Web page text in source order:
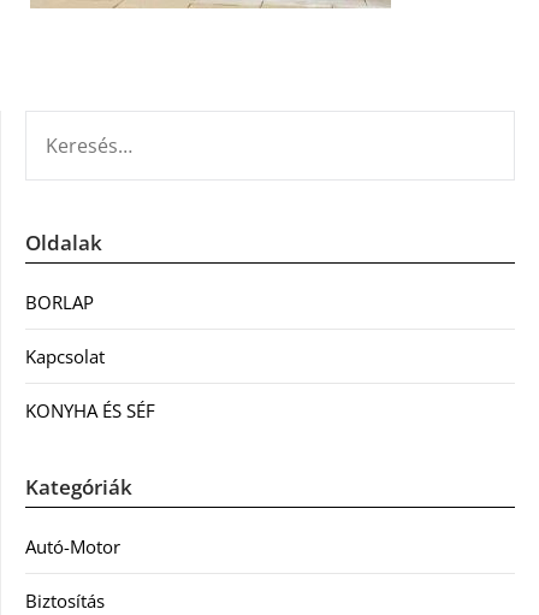
Oldalak
BORLAP
Kapcsolat
KONYHA ÉS SÉF
Kategóriák
Autó-Motor
Biztosítás